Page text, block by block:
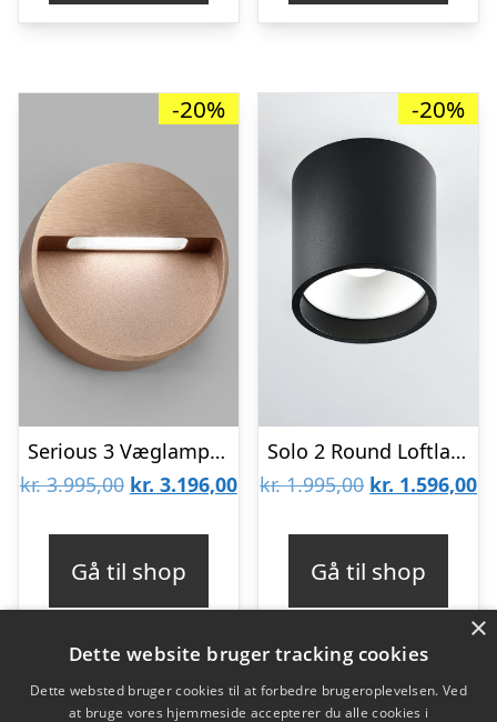
kr. 1.995,00.kr. 1.596,00.
kr. 1.795,00.
-20%
Serious 3 Væglampe Rose Gold – LIGHT-POINT
kr.3.995,00 Den
kr. 3.196,00Den
Gå til shop
-20%
Solo 2 Round Loftlampe Sort 2700K – LIGHT-POINT
kr.1.995,00 Den
kr. 1.995,00.
kr. 1.596,00
Gå til shop
×
Dette website bruger tracking cookies
Dette websted bruger cookies til at forbedre brugeroplevelsen. Ved
at bruge vores hjemmeside accepterer du alle cookies i